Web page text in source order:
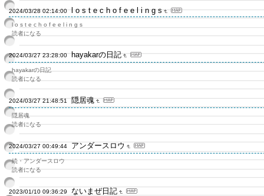
2024/03/28 02:14:00 l o s t e c h o f e e l i n g s
l o s t e c h o f e e l i n g s
読者になる
2024/03/27 23:28:00 hayakarの日記
hayakarの日記
読者になる
2024/03/27 21:48:51 隠居魂
隠居魂
読者になる
2024/03/27 00:49:44 アンダースロウ
続・アンダースロウ
読者になる
2023/01/10 09:36:29 ないまぜ日記